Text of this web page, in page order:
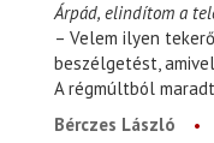
Árpád, elindítom a
– Velem ilyen
beszélgetést,
A régmúltból
Bérczes László